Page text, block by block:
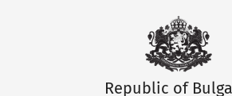
Republic of